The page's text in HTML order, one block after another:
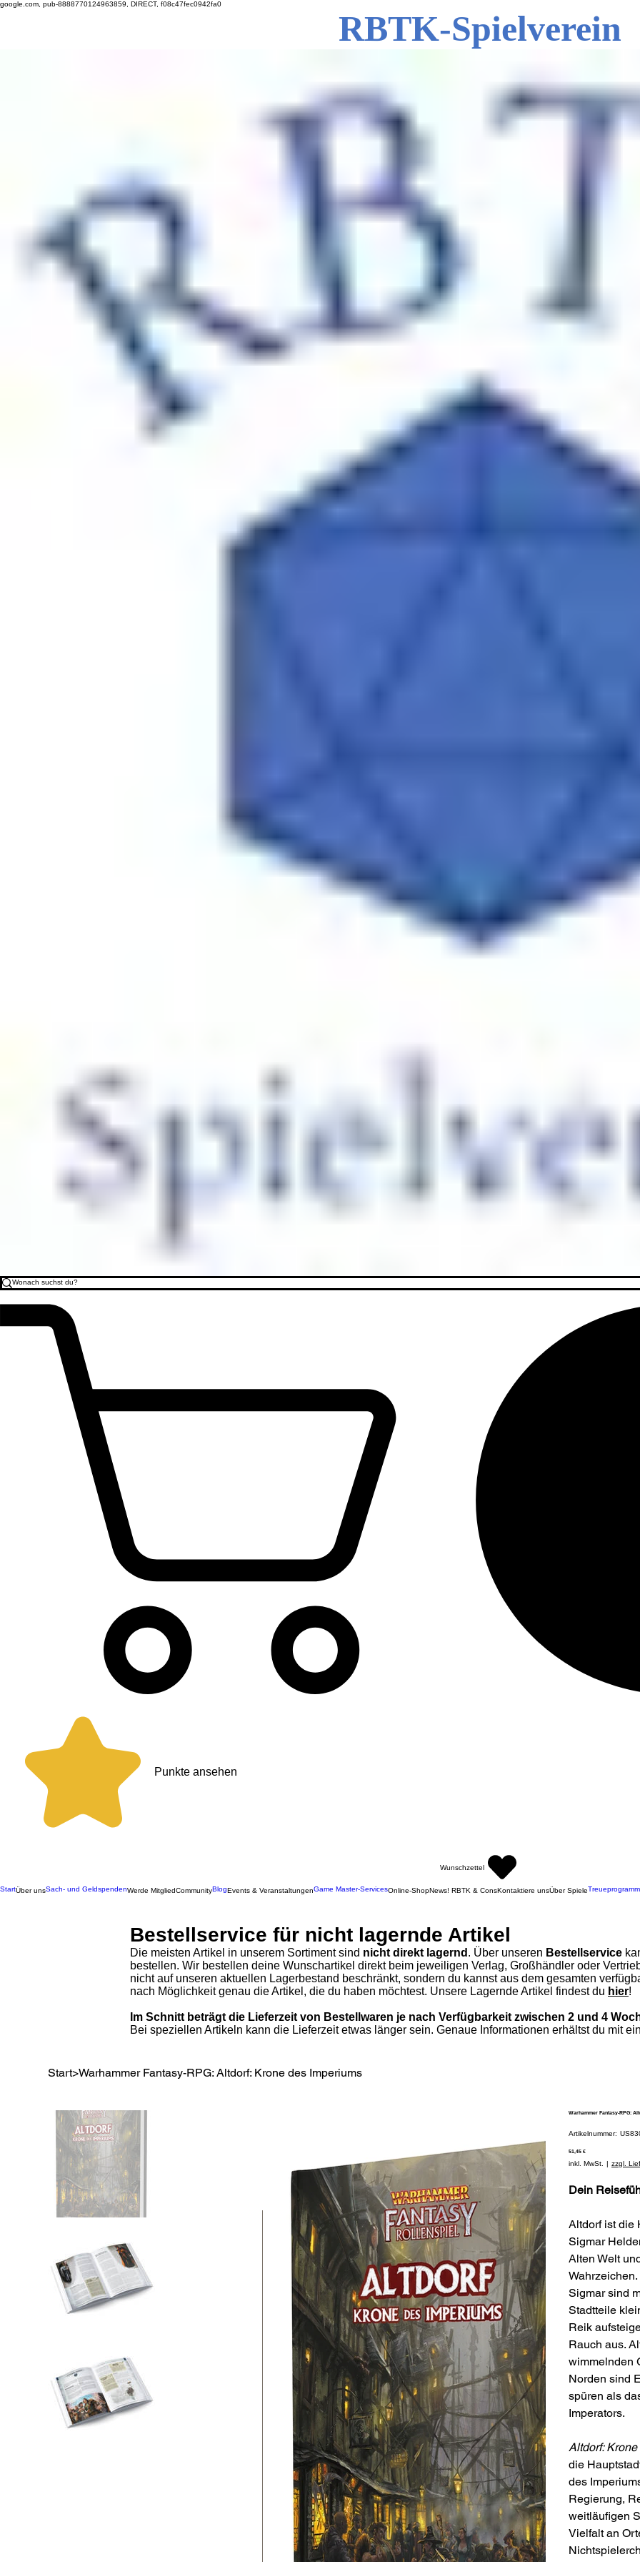
google.com, pub-8888770124963859, DIRECT, f08c47fec0942fa0
RBTK-Spielverein
Punkte ansehen
Wunschzettel
StartÜber unsSach- und GeldspendenWerde MitgliedCommunityBlogEvents & VeranstaltungenGame Master-ServicesOnline-ShopNews! RBTK & ConsKontaktiere unsÜber SpieleTreueprogramm
Bestellservice für nicht lagernde Artikel
Die meisten Artikel in unserem Sortiment sind nicht direkt lagernd . Über unseren Bestellservice
bestellen. Wir bestellen deine Wunschartikel direkt beim jeweiligen Verlag, Großhändler oder
nicht auf unseren aktuellen Lagerbestand beschränkt, sondern du kannst aus dem gesamten
nach Möglichkeit genau die Artikel, die du haben möchtest. Unsere Lagernde Artikel findest du hier!​
Im Schnitt beträgt die Lieferzeit von Bestellwaren je nach Verfügbarkeit zwischen 2 und 4
Bei speziellen Artikeln kann die Lieferzeit etwas länger sein. Genaue Informationen erhältst du mit
Start>Warhammer Fantasy-RPG: Altdorf: Krone des Imperiums
Warhammer Fantasy-RPG:
Artikelnummer:
Preis
51,45 €
inkl. MwSt. | zzgl.
Dein
Altdorf ist die
Sigmar
Alten Welt
Sigmar sind
Stadtteile
Reik
Rauch aus.
wimmelnden
Norden sind
spüren als
Imperators.
Altdorf:
die
des
Regierung,
weitläufigen
Vielfalt an